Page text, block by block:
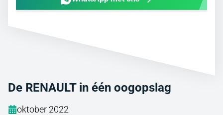
De RENAULT in één oogopslag
oktober 2022